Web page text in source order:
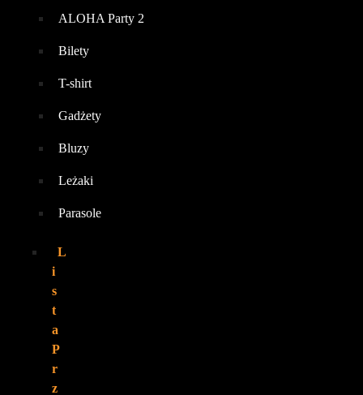
ALOHA Party 2
Bilety
T-shirt
Gadżety
Bluzy
Leżaki
Parasole
L
i
s
t
a
P
r
z